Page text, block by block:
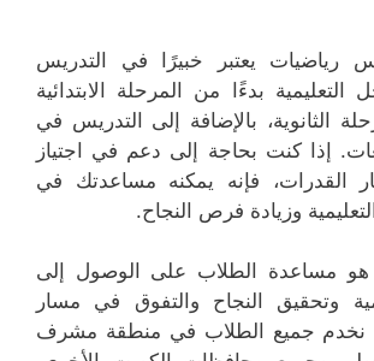
رياضيات يعتبر خبيرًا في التدريس
التعليمية بدءًا من المرحلة الابتدائية
الثانوية، بالإضافة إلى التدريس في
إذا كنت بحاجة إلى دعم في اجتياز
القدرات، فإنه يمكنه مساعدتك في
وزيادة فرص النجاح.
هو مساعدة الطلاب على الوصول إلى
وتحقيق النجاح والتفوق في مسار
نخدم جميع الطلاب في منطقة مشرف